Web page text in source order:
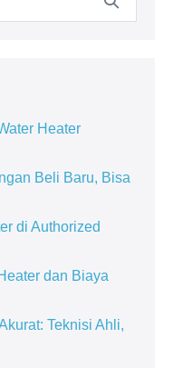
Heater
Beli Baru, Bisa
di Authorized
dan Biaya
Teknisi Ahli,